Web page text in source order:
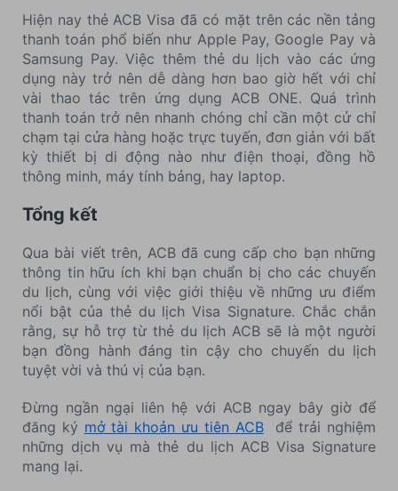
Hiện nay thẻ ACB Visa đã có mặt trên các nền tảng
thanh toán phổ biến như Apple Pay, Google Pay và
Samsung Pay. Việc thêm thẻ du lịch vào các ứng
dụng này trở nên dễ dàng hơn bao giờ hết với chỉ
vài thao tác trên ứng dụng ACB ONE. Quá trình
thanh toán trở nên nhanh chóng chỉ cần một cử chỉ
chạm tại cửa hàng hoặc trực tuyến, đơn giản với bất
kỳ thiết bị di động nào như điện thoại, đồng hồ
thông minh, máy tính bảng, hay laptop.
Tổng kết
Qua bài viết trên, ACB đã cung cấp cho bạn những
thông tin hữu ích khi bạn chuẩn bị cho các chuyến
du lịch, cùng với việc giới thiệu về những ưu điểm
nổi bật của thẻ du lịch Visa Signature. Chắc chắn
rằng, sự hỗ trợ từ thẻ du lịch ACB sẽ là một người
bạn đồng hành đáng tin cậy cho chuyến du lịch
tuyệt vời và thú vị của bạn.
Đừng ngần ngại liên hệ với ACB ngay bây giờ để
đăng ký mở tài khoản ưu tiên ACBđể trải nghiệm
những dịch vụ mà thẻ du lịch ACB Visa Signature
mang lại.